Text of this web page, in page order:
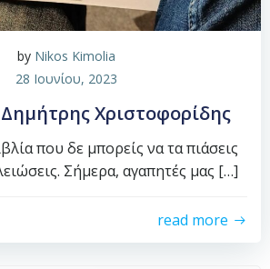
by Nikos Kimolia
28 Ιουνίου, 2023
Χριστοφορίδης
που δε μπορείς να τα πιάσεις
Σήμερα, αγαπητές μας […]
read more